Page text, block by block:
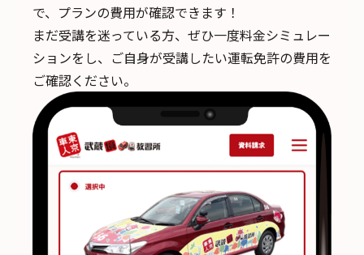
で、 プランの費用が確認できます！
まだ受講を迷っている方、ぜひ一度料金シミュレー
ションをし、ご自身が受講したい運転免許の費用を
ご確認ください。